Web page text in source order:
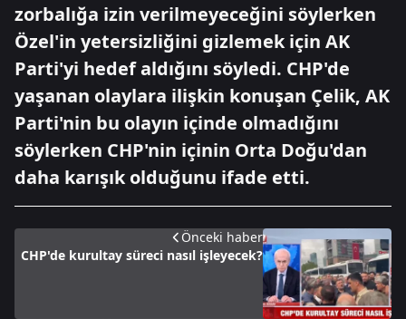
zorbalığa izin verilmeyeceğini söylerken
Özel'in yetersizliğini gizlemek için AK
Parti'yi hedef aldığını söyledi. CHP'de
yaşanan olaylara ilişkin konuşan Çelik, AK
Parti'nin bu olayın içinde olmadığını
söylerken CHP'nin içinin Orta Doğu'dan
daha karışık olduğunu ifade etti.
Önceki haber
CHP'de kurultay süreci nasıl işleyecek?